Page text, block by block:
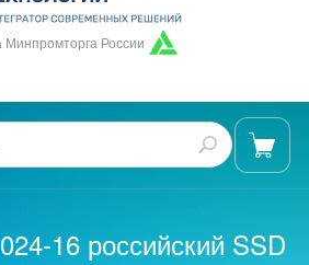
России
16 российский SSD